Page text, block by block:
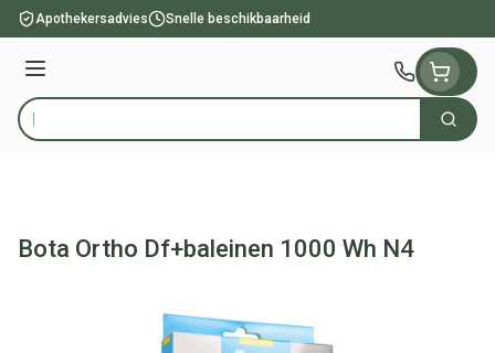
Ga naar de inhoud
Apothekersadvies Snelle beschikbaarheid
Menu
Product, merk, categorie... Zoek
Bota Ortho Df+baleinen 1000 Wh N4